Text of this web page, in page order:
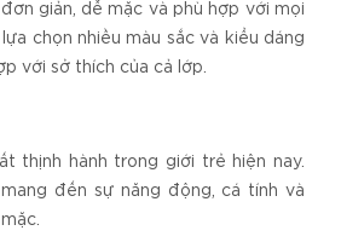
giản, dễ mặc và phù hợp với mọi
chọn nhiều màu sắc và kiểu dáng
với sở thích của cả lớp.
thịnh hành trong giới trẻ hiện nay.
đến sự năng động, cá tính và